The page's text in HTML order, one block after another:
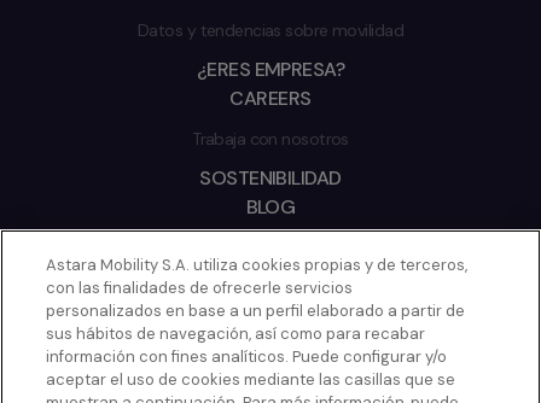
Datos y tendencias sobre movilidad
¿ERES EMPRESA?
CAREERS
Trabaja con nosotros
SOSTENIBILIDAD
BLOG
2026 © ASTARA
CONTACTO
POLÍTICA DE COOKIES
AVISO LEGAL
POLÍTICA DE PRIVACIDAD
Astara Mobility S.A. utiliza cookies propias y de terceros,
con las finalidades de ofrecerle servicios
personalizados en base a un perfil elaborado a partir de
sus hábitos de navegación, así como para recabar
información con fines analíticos. Puede configurar y/o
aceptar el uso de cookies mediante las casillas que se